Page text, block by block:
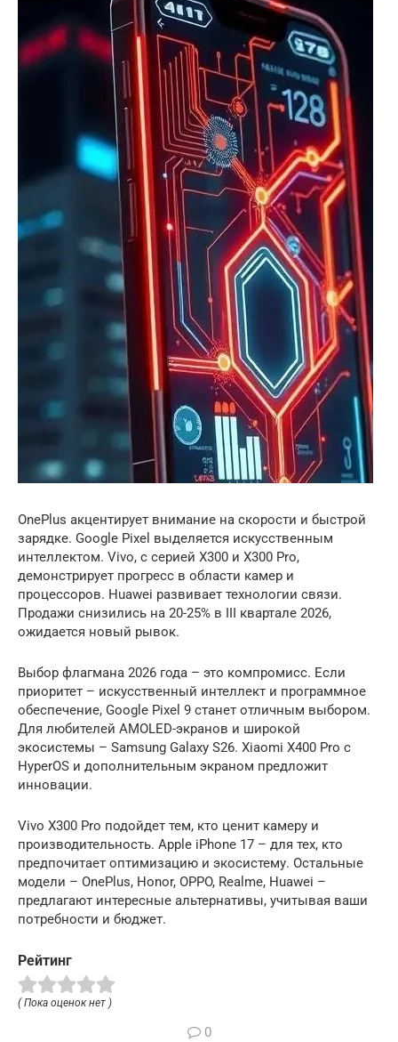
OnePlus акцентирует внимание на скорости и быстрой
зарядке. Google Pixel выделяется искусственным
интеллектом. Vivo, с серией X300 и X300 Pro,
демонстрирует прогресс в области камер и
процессоров. Huawei развивает технологии связи.
Продажи снизились на 20-25% в III квартале 2026,
ожидается новый рывок.
Выбор флагмана 2026 года – это компромисс. Если
приоритет – искусственный интеллект и программное
обеспечение, Google Pixel 9 станет отличным выбором.
Для любителей AMOLED-экранов и широкой
экосистемы – Samsung Galaxy S26. Xiaomi X400 Pro с
HyperOS и дополнительным экраном предложит
инновации.
Vivo X300 Pro подойдет тем, кто ценит камеру и
производительность. Apple iPhone 17 – для тех, кто
предпочитает оптимизацию и экосистему. Остальные
модели – OnePlus, Honor, OPPO, Realme, Huawei –
предлагают интересные альтернативы, учитывая ваши
потребности и бюджет.
Рейтинг
( Пока оценок нет )
0